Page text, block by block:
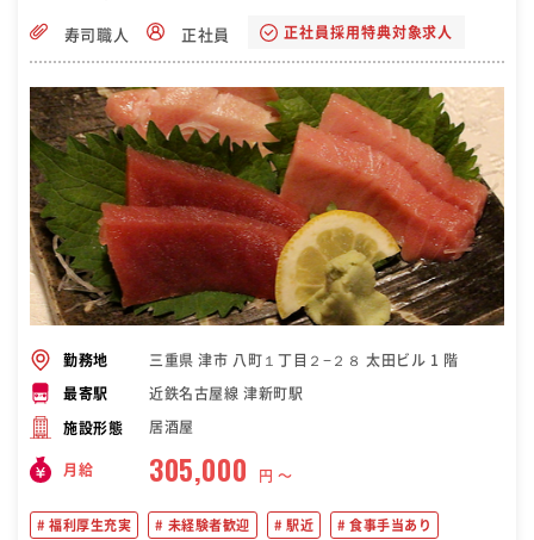
寿司職人 正社員 正社員採用特典対象求人
勤務地 三重県 津市 八町１丁目２−２８ 太田ビル 1 階
最寄駅 近鉄名古屋線 津新町駅
施設形態 居酒屋
月給 305,000 円 〜
福利厚生充実 未経験者歓迎 駅近 食事手当あり